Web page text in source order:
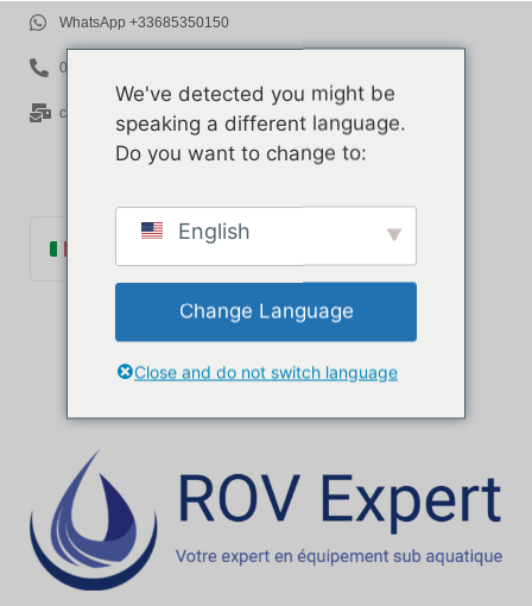
WhatsApp +33685350150
06 85 35 01 50
contact@rov-expert.com
Français
Español
Deutsch
Ελληνικά
We've detected you might be
speaking a different language.
Do you want to change to:
English
Change Language
Close and do not switch language